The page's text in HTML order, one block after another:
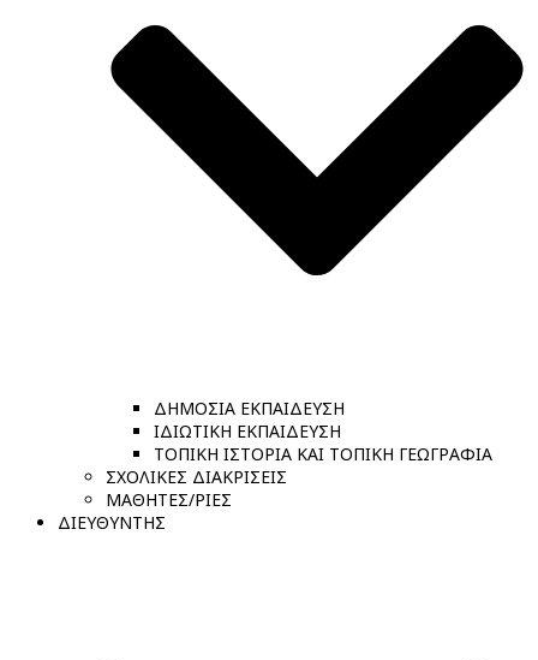
ΔΗΜΟΣΙΑ ΕΚΠΑΙΔΕΥΣΗ
ΙΔΙΩΤΙΚΗ ΕΚΠΑΙΔΕΥΣΗ
ΤΟΠΙΚΗ ΙΣΤΟΡΙΑ ΚΑΙ ΤΟΠΙΚΗ ΓΕΩΓΡΑΦΙΑ
ΣΧΟΛΙΚΕΣ ΔΙΑΚΡΙΣΕΙΣ
ΜΑΘΗΤΕΣ/ΡΙΕΣ
ΔΙΕΥΘΥΝΤΗΣ